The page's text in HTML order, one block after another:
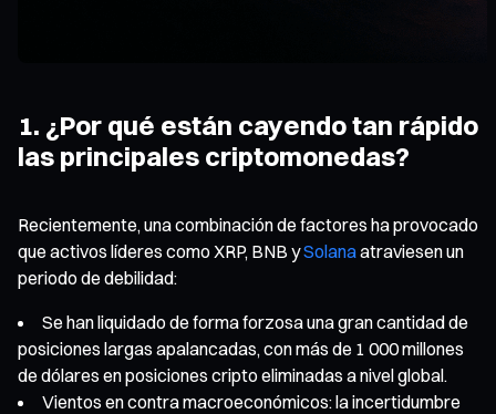
1. ¿Por qué están cayendo tan rápido
las principales criptomonedas?
Recientemente, una combinación de factores ha provocado
que activos líderes como XRP, BNB ySolanaatraviesen un
periodo de debilidad:
Se han liquidado de forma forzosa una gran cantidad de
posiciones largas apalancadas, con más de 1 000 millones
de dólares en posiciones cripto eliminadas a nivel global.
Vientos en contra macroeconómicos: la incertidumbre